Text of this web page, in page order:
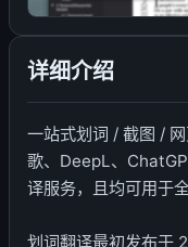
详细介绍
一站式划词 / 截图 /
歌、DeepL、
译服务，且均可用于
划词翻译最初发布于